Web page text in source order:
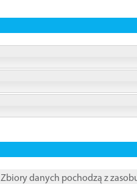
Zbiory danych pochodzą z